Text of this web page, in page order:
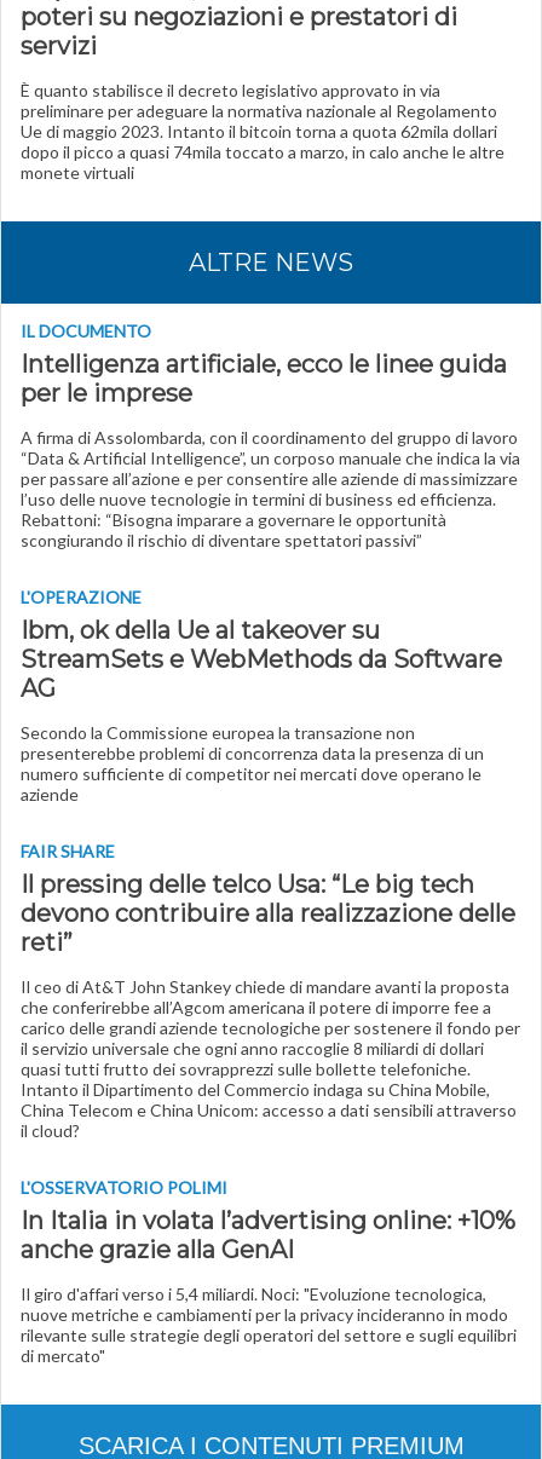
poteri su negoziazioni e prestatori di
servizi
È quanto stabilisce il decreto legislativo approvato in via
preliminare per adeguare la normativa nazionale al Regolamento
Ue di maggio 2023. Intanto il bitcoin torna a quota 62mila dollari
dopo il picco a quasi 74mila toccato a marzo, in calo anche le altre
monete virtuali
ALTRE NEWS
IL DOCUMENTO
Intelligenza artificiale, ecco le linee guida
per le imprese
A firma di Assolombarda, con il coordinamento del gruppo di lavoro
“Data & Artificial Intelligence”, un corposo manuale che indica la via
per passare all’azione e per consentire alle aziende di massimizzare
l’uso delle nuove tecnologie in termini di business ed efficienza.
Rebattoni: “Bisogna imparare a governare le opportunità
scongiurando il rischio di diventare spettatori passivi”
L'OPERAZIONE
Ibm, ok della Ue al takeover su
StreamSets e WebMethods da Software
AG
Secondo la Commissione europea la transazione non
presenterebbe problemi di concorrenza data la presenza di un
numero sufficiente di competitor nei mercati dove operano le
aziende
FAIR SHARE
Il pressing delle telco Usa: “Le big tech
devono contribuire alla realizzazione delle
reti”
Il ceo di At&T John Stankey chiede di mandare avanti la proposta
che conferirebbe all’Agcom americana il potere di imporre fee a
carico delle grandi aziende tecnologiche per sostenere il fondo per
il servizio universale che ogni anno raccoglie 8 miliardi di dollari
quasi tutti frutto dei sovrapprezzi sulle bollette telefoniche.
Intanto il Dipartimento del Commercio indaga su China Mobile,
China Telecom e China Unicom: accesso a dati sensibili attraverso
il cloud?
L'OSSERVATORIO POLIMI
In Italia in volata l’advertising online: +10%
anche grazie alla GenAI
Il giro d'affari verso i 5,4 miliardi. Noci: "Evoluzione tecnologica,
nuove metriche e cambiamenti per la privacy incideranno in modo
rilevante sulle strategie degli operatori del settore e sugli equilibri
di mercato"
SCARICA I CONTENUTI PREMIUM